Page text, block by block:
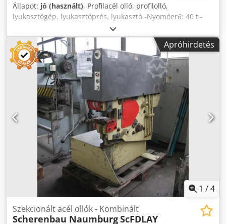
Állapot: jó (használt), Profilacél olló, profilolló,
lyukasztógép, lyukasztóprés, lyukasztó -Nyomóerő: 40 t -
Lyukasztás -Ollózás -Vágás Dksdocc Ubuepfx Anxjr -Kivágás
(kikönnyítés) -Mechanikus indítás -Lábszelep: 1 -Különböző
lyukasztók és matricák -Méretek: 800/1250/M1800 mm -
Tömeg: 1112 kg
Apróhirdetés
1 /4
Szekcionált acél ollók - Kombinált
Scherenbau NaumburgScFDLAY